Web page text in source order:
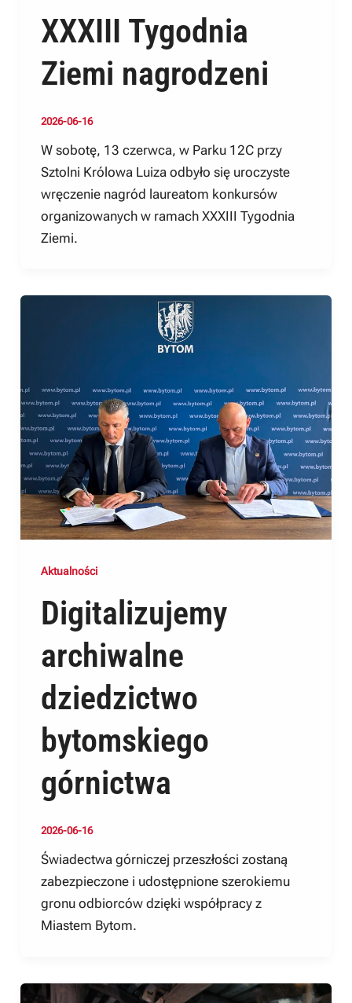
XXXIII Tygodnia
Ziemi nagrodzeni
2026-06-16
W sobotę, 13 czerwca, w Parku 12C przy
Sztolni Królowa Luiza odbyło się uroczyste
wręczenie nagród laureatom konkursów
organizowanych w ramach XXXIII Tygodnia
Ziemi.
Aktualności
Digitalizujemy
archiwalne
dziedzictwo
bytomskiego
górnictwa
2026-06-16
Świadectwa górniczej przeszłości zostaną
zabezpieczone i udostępnione szerokiemu
gronu odbiorców dzięki współpracy z
Miastem Bytom.